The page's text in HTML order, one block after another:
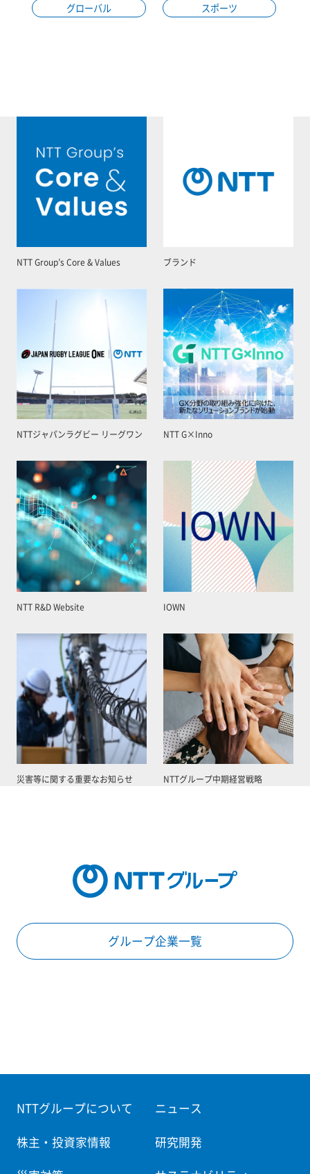
グローバル スポーツ
NTT Group’s Core & Values ブランド
NTTジャパンラグビー リーグワン NTT G×Inno
NTT R&D Website IOWN
災害等に関する重要なお知らせ NTTグループ中期経営戦略
グループ企業一覧
NTTグループについて ニュース
株主・投資家情報 研究開発